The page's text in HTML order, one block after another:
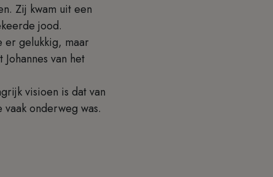
Zij kwam uit een
jood.
er gelukkig, maar
van het
visioen is dat van
onderweg was.